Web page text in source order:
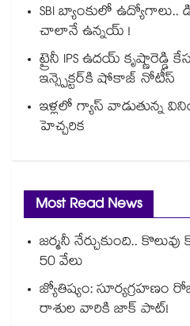
SBI బ్యాంకులో ఉద్యోగాలు..
చాలానే ఉన్నయ్ !
ట్రైనీ IPS ఉదయ్ కృష్ణారెడ్డి
ఇన్స్పెక్టర్‎కి షోకాజ్ నోటీస్
ఇళ్లలో గ్యాస్ వాడుతున్న
హెచ్చరిక
Most Read News
జర్మనీ నేర్చుకుంది..
50 వేలు
జ్యోతిష్యం: సూర్యగ్రహణం
రాశుల వారికి జాక్ పాట్!